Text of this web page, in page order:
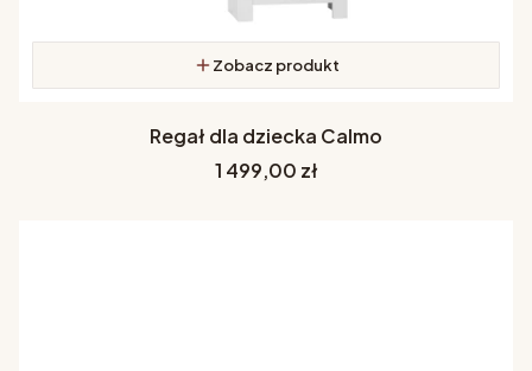
Zobacz produkt
Regał dla dziecka Calmo
Cena
1 499,00 zł